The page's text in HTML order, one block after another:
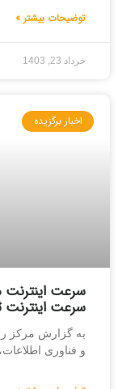
توضیحات بیشتر »
خرداد 23, 1403
اخبار برگزیده
سرعت اینترنت
سرعت اینترنت
به گزارش مرکز
و فناوری